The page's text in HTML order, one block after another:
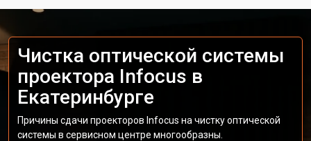
Чистка оптической системы
проектора Infocus в
Екатеринбурге
Причины сдачи проекторов Infocus на чистку оптической
системы в сервисном центре многообразны.